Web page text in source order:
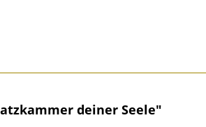
deiner Seele"